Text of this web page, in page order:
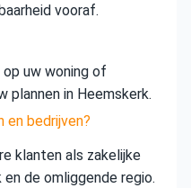
vooraf.
uw woning of
plannen in Heemskerk.
en bedrijven?
klanten als zakelijke
de omliggende regio.